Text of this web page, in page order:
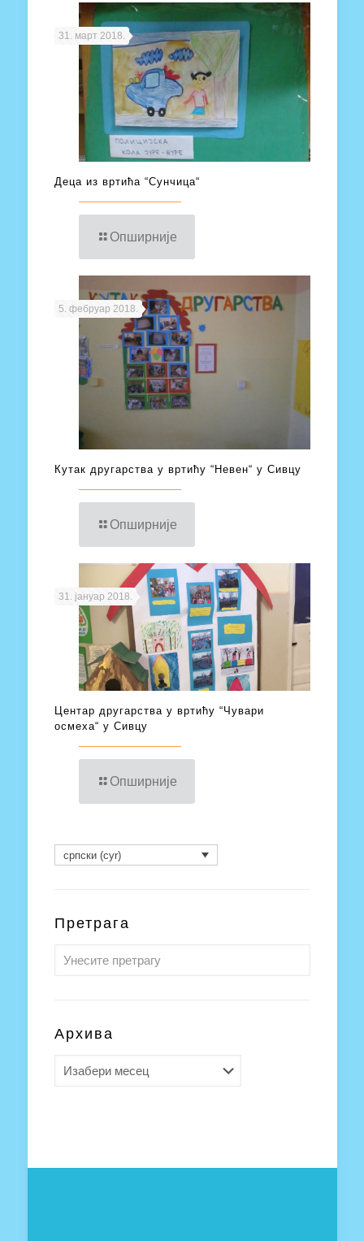
31. март 2018.
Деца из вртића “Сунчица“
Опширније
5. фебруар 2018.
Кутак другарства у вртићу “Невен“ у Сивцу
Опширније
31. јануар 2018.
Центар другарства у вртићу “Чувари
осмеха“ у Сивцу
Опширније
српски (cyr)
Претрага
Архива